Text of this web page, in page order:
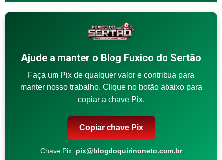
Ajude a manter o Blog Fuxico do Sertão
Faça um Pix de qualquer valor e contribua para
manter nosso trabalho. Clique no botão abaixo para
copiar a chave Pix.
Copiar chave Pix
Chave Pix: pix@blogdoquirinoneto.com.br